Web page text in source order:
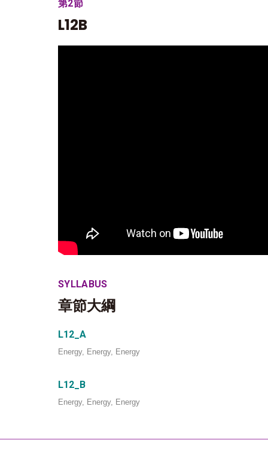
第2節
L12B
SYLLABUS
章節大綱
L12_A
Energy, Energy, Energy
L12_B
Energy, Energy, Energy